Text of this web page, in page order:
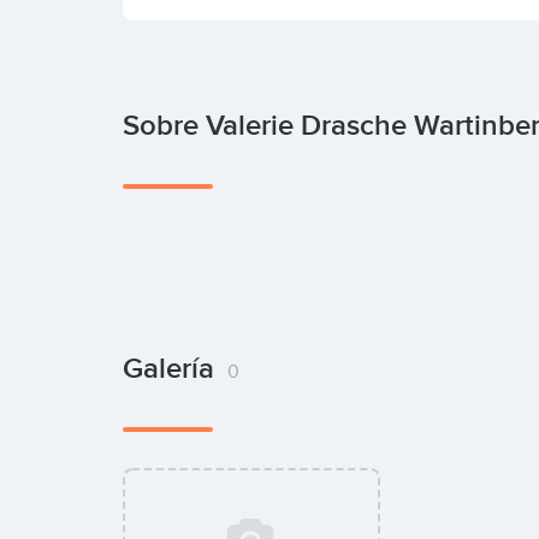
Sobre Valerie Drasche
Galería 0